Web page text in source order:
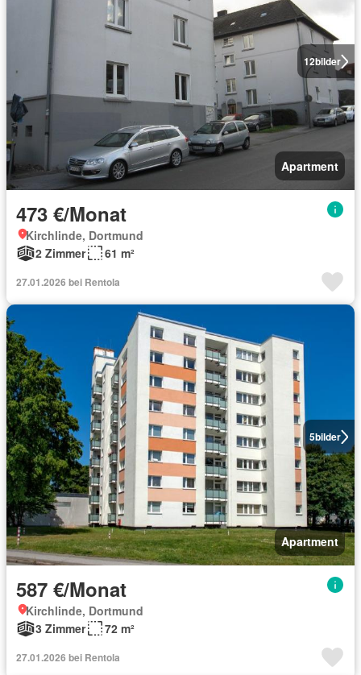
12bilder
Apartment
473 €/Monat
Kirchlinde, Dortmund
2 Zimmer
61 m²
27.01.2026 bei Rentola
5bilder
Apartment
587 €/Monat
Kirchlinde, Dortmund
3 Zimmer
72 m²
27.01.2026 bei Rentola